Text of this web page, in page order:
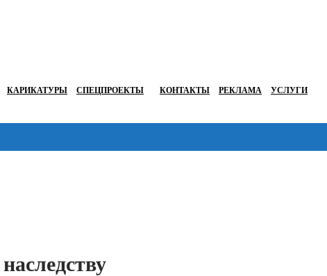
КАРИКАТУРЫ СПЕЦПРОЕКТЫ КОНТАКТЫ РЕКЛАМА УСЛУГИ